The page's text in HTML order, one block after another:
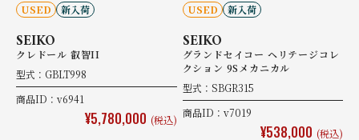
USED 新入荷
SEIKO
クレドール 叡智II
型式：GBLT998
商品ID：v6941
¥5,780,000 (税込)
USED 新入荷
SEIKO
グランドセイコー ヘリテージコレ
クション 9Sメカニカル
型式：SBGR315
商品ID：v7019
¥538,000 (税込)